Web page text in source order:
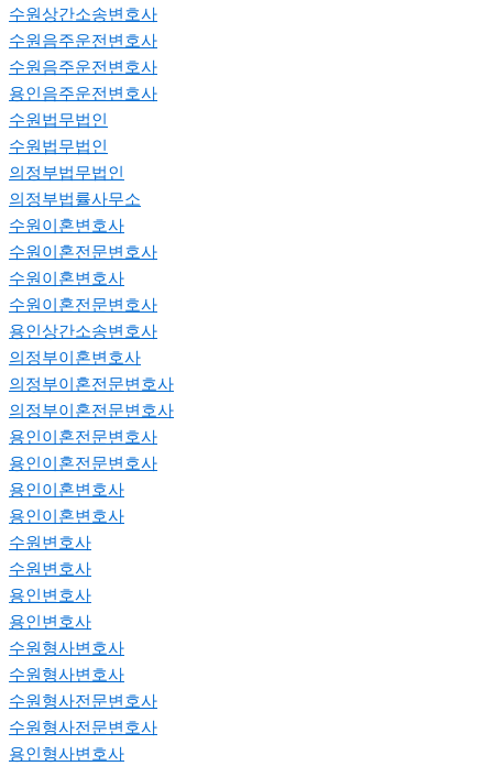
수원상간소송변호사
수원음주운전변호사
수원음주운전변호사
용인음주운전변호사
수원법무법인
수원법무법인
의정부법무법인
의정부법률사무소
수원이혼변호사
수원이혼전문변호사
수원이혼변호사
수원이혼전문변호사
용인상간소송변호사
의정부이혼변호사
의정부이혼전문변호사
의정부이혼전문변호사
용인이혼전문변호사
용인이혼전문변호사
용인이혼변호사
용인이혼변호사
수원변호사
수원변호사
용인변호사
용인변호사
수원형사변호사
수원형사변호사
수원형사전문변호사
수원형사전문변호사
용인형사변호사